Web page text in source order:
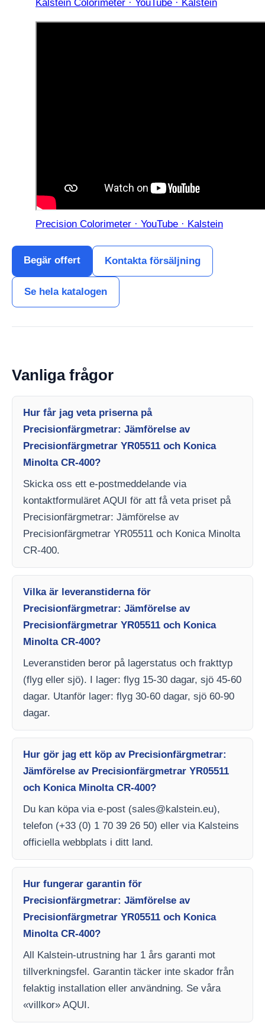
Kalstein Colorimeter · YouTube · Kalstein
Precision Colorimeter · YouTube · Kalstein
Begär offert Kontakta försäljning
Se hela katalogen
Vanliga frågor
Hur får jag veta priserna på
Precisionfärgmetrar: Jämförelse av
Precisionfärgmetrar YR05511 och Konica
Minolta CR-400?
Skicka oss ett e-postmeddelande via
kontaktformuläret AQUI för att få veta priset på
Precisionfärgmetrar: Jämförelse av
Precisionfärgmetrar YR05511 och Konica Minolta
CR-400.
Vilka är leveranstiderna för
Precisionfärgmetrar: Jämförelse av
Precisionfärgmetrar YR05511 och Konica
Minolta CR-400?
Leveranstiden beror på lagerstatus och frakttyp
(flyg eller sjö). I lager: flyg 15-30 dagar, sjö 45-60
dagar. Utanför lager: flyg 30-60 dagar, sjö 60-90
dagar.
Hur gör jag ett köp av Precisionfärgmetrar:
Jämförelse av Precisionfärgmetrar YR05511
och Konica Minolta CR-400?
Du kan köpa via e-post (sales@kalstein.eu),
telefon (+33 (0) 1 70 39 26 50) eller via Kalsteins
officiella webbplats i ditt land.
Hur fungerar garantin för
Precisionfärgmetrar: Jämförelse av
Precisionfärgmetrar YR05511 och Konica
Minolta CR-400?
All Kalstein-utrustning har 1 års garanti mot
tillverkningsfel. Garantin täcker inte skador från
felaktig installation eller användning. Se våra
«villkor» AQUI.